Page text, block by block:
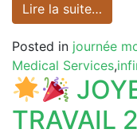
Lire la suite…
Posted in journée
Medical Services,
TRAVAIL